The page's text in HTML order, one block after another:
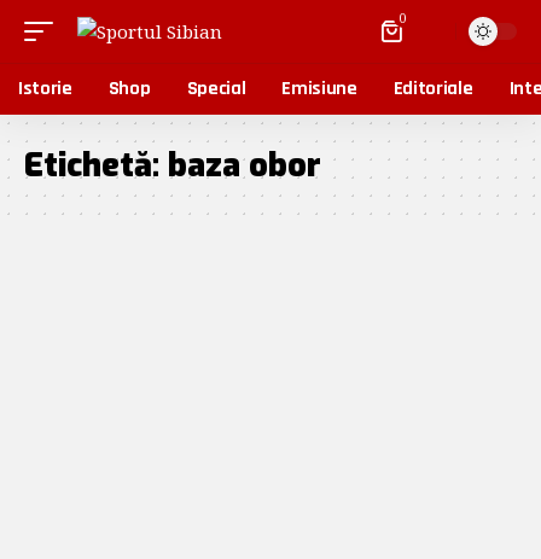
0
Istorie Shop Special Emisiune Editoriale
Etichetă: baza obor